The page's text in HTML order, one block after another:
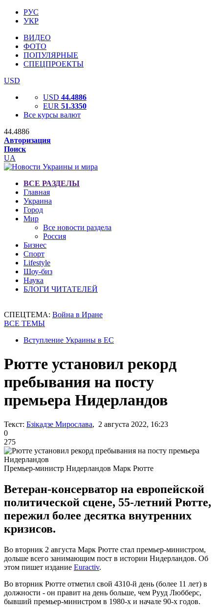
РУС
УКР
ВИДЕО
ФОТО
ПОПУЛЯРНЫЕ
СПЕЦПРОЕКТЫ
USD
USD 44.4886
EUR 51.3350
Все курсы валют
44.4886
Авторизация
Поиск
UA
ВСЕ РАЗДЕЛЫ
Главная
Украина
Город
Мир
Все новости раздела
Россия
Бизнес
Спорт
Lifestyle
Шоу-биз
Наука
БЛОГИ ЧИТАТЕЛЕЙ
СПЕЦТЕМА: Война в Иране
ВСЕ ТЕМЫ
Вступление Украины в ЕС
Рютте установил рекорд
пребывания на посту
премьера Нидерландов
Текст: Бзікадзе Мирослава, 2 августа 2022, 16:23
0
275
Премьер-министр Нидерландов Марк Рютте
Ветеран-консерватор на европейской
политической сцене, 55-летний Рютте,
пережил более десятка внутренних
кризисов.
Во вторник 2 августа Марк Рютте стал премьер-министром,
дольше всего занимающим пост в истории Нидерландов. Об
этом пишет издание Euractiv.
Во вторник Рютте отметил свой 4310-й день (более 11 лет) в
должности - он правит на день больше, чем Рууд Любберс,
бывший премьер-министром в 1980-х и начале 90-х годов.